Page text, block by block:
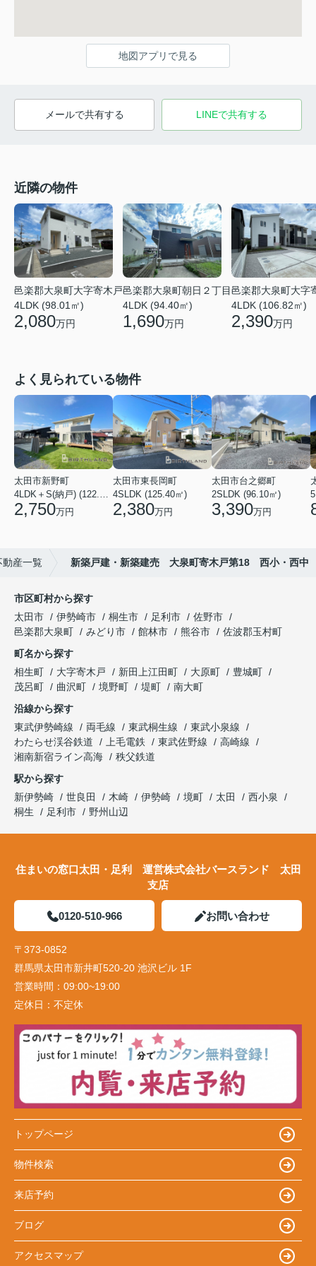
地図アプリで見る
メールで共有する LINEで共有する
近隣の物件
邑楽郡大泉町大字寄木戸
4LDK (98.01㎡)
2,080万円
邑楽郡大泉町朝日２丁目
4LDK (94.40㎡)
1,690万円
邑楽郡大泉町大字
4LDK (106.82㎡)
2,390万円
よく見られている物件
太田市新野町
4LDK＋S(納戸) (122.55㎡)
2,750万円
太田市東長岡町
4SLDK (125.40㎡)
2,380万円
太田市台之郷町
2SLDK (96.10㎡)
3,390万円
動産一覧 新築戸建・新築建売 大泉町寄木戸第18 西小・西中
市区町村から探す
太田市
伊勢崎市 桐生市 足利市
佐野市
邑楽郡大泉町
みどり市 館林市 熊谷市
佐波郡玉村町
町名から探す
相生町
大字寄木戸 新田上江田町 大原町
豊城町
茂呂町
曲沢町 境野町 堤町
南大町
沿線から探す
東武伊勢崎線
両毛線 東武桐生線
東武小泉線
わたらせ渓谷鉄道
上毛電鉄 東武佐野線
高崎線
湘南新宿ライン高海
秩父鉄道
駅から探す
新伊勢崎
世良田 木崎 伊勢崎 境町 太田
西小泉
桐生
足利市 野州山辺
住まいの窓口太田・足利 運営株式会社バースランド 太田
支店
0120-510-966 お問い合わせ
〒373-0852
群馬県太田市新井町520-20 池沢ビル 1F
営業時間： 09:00~19:00
定休日： 不定休
トップページ
物件検索
来店予約
ブログ
アクセスマップ